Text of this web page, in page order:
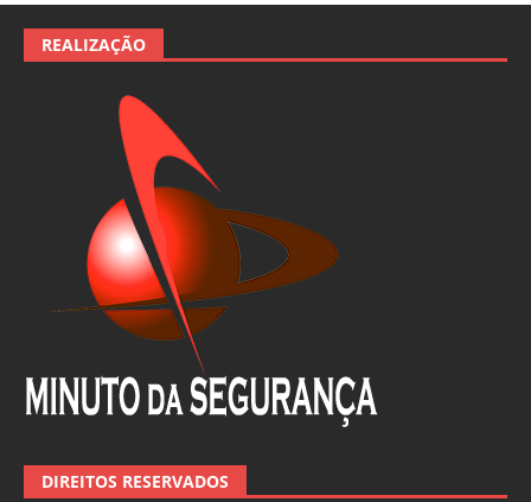
REALIZAÇÃO
DIREITOS RESERVADOS